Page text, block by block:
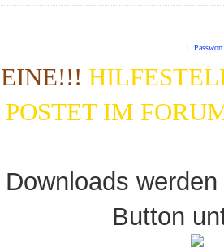
1.
IM
Button